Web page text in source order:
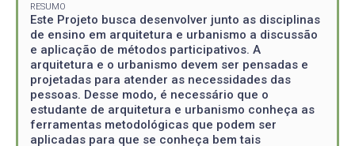
RESUMO
Este Projeto busca desenvolver junto as disciplinas
de ensino em arquitetura e urbanismo a discussão
e aplicação de métodos participativos. A
arquitetura e o urbanismo devem ser pensadas e
projetadas para atender as necessidades das
pessoas. Desse modo, é necessário que o
estudante de arquitetura e urbanismo conheça as
ferramentas metodológicas que podem ser
aplicadas para que se conheça bem tais